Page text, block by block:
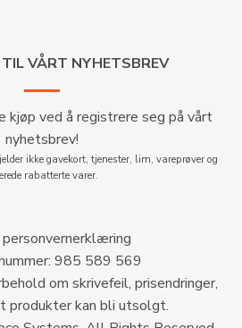
VÅRT NYHETSBREV
kjøp ved å registrere seg på vårt
nyhetsbrev!
ikke gavekort, tjenester, lim, vareprøver og
rabatterte varer.
personvernerklæring
985 589 569
om skrivefeil, prisendringer,
produkter kan bli utsolgt.